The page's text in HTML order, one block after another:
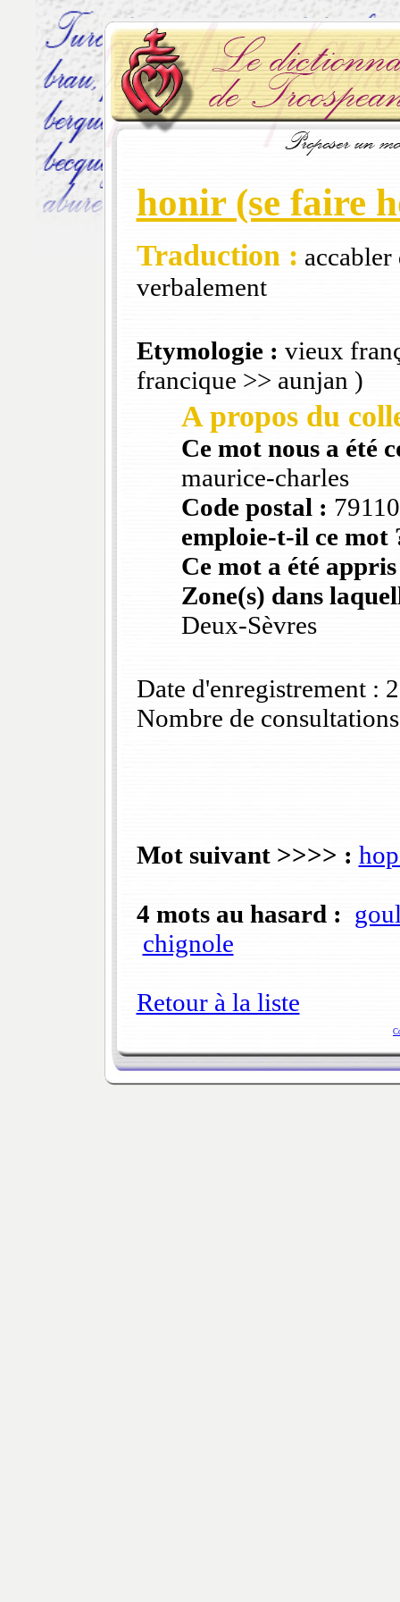
honir (se faire
Traduction : accabler
verbalement
Etymologie : vieux
francique >> aunjan )
A propos du
Ce mot nous a été
maurice-charles
Code postal :
emploie-t-il ce mot
Ce mot a été
Zone(s) dans
Deux-Sèvres
Date d'enregistrement :
Nombre de
Mot suivant >>>> :
4 mots au hasard :
chignole
Retour à la liste